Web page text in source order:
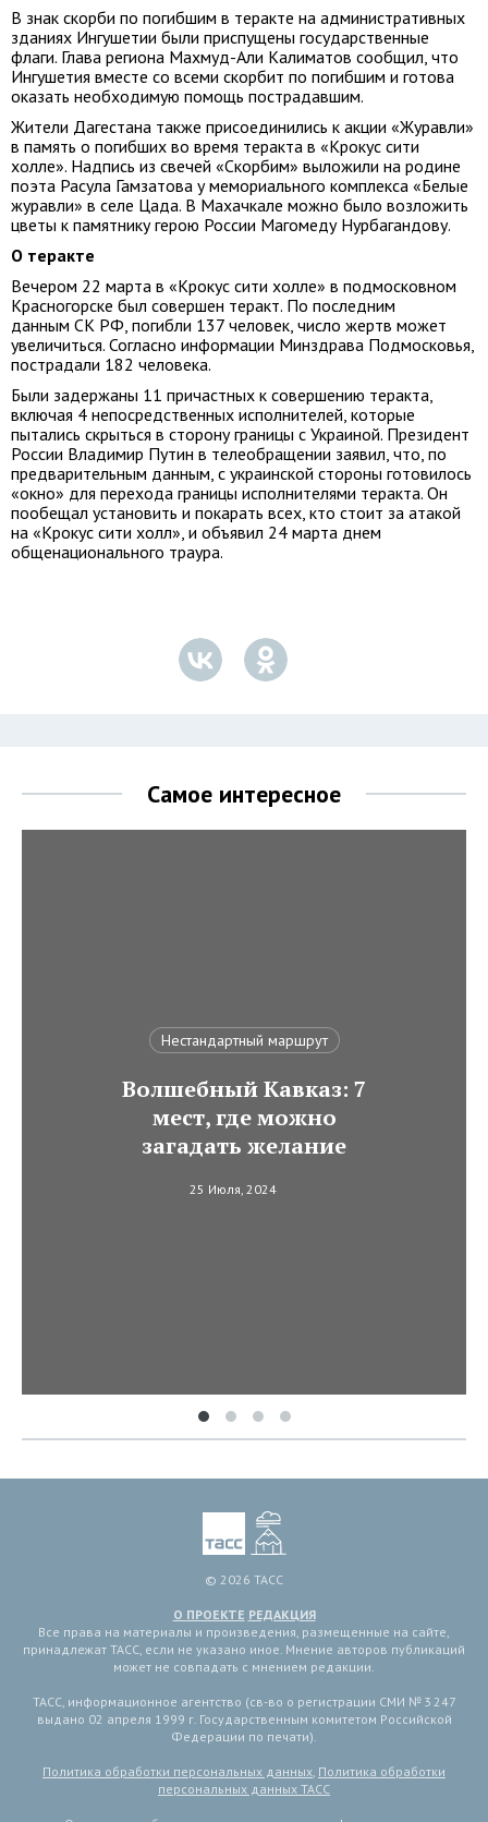
В знак скорби по погибшим в теракте на административных
зданиях Ингушетии были приспущены государственные
флаги. Глава региона Махмуд-Али Калиматов сообщил, что
Ингушетия вместе со всеми скорбит по погибшим и готова
оказать необходимую помощь пострадавшим.
Жители Дагестана также присоединились к акции «Журавли»
в память о погибших во время теракта в «Крокус сити
холле». Надпись из свечей «Скорбим» выложили на родине
поэта Расула Гамзатова у мемориального комплекса «Белые
журавли» в селе Цада. В Махачкале можно было возложить
цветы к памятнику герою России Магомеду Нурбагандову.
О теракте
Вечером 22 марта в «Крокус сити холле» в подмосковном
Красногорске был совершен теракт. По последним
данным СК РФ, погибли 137 человек, число жертв может
увеличиться. Согласно информации Минздрава Подмосковья,
пострадали 182 человека.
Были задержаны 11 причастных к совершению теракта,
включая 4 непосредственных исполнителей, которые
пытались скрыться в сторону границы с Украиной. Президент
России Владимир Путин в телеобращении заявил, что, по
предварительным данным, с украинской стороны готовилось
«окно» для перехода границы исполнителями теракта. Он
пообещал установить и покарать всех, кто стоит за атакой
на «Крокус сити холл», и объявил 24 марта днем
общенационального траура.
Самое интересное
Нестандартный маршрут
Волшебный Кавказ: 7
мест, где можно
загадать желание
25 Июля, 2024
© 2026 ТАСС
О ПРОЕКТЕ РЕДАКЦИЯ
Все права на материалы и произведения, размещенные на сайте,
принадлежат ТАСС, если не указано иное. Мнение авторов публикаций
может не совпадать с мнением редакции.
ТАСС, информационное агентство (св-во о регистрации СМИ № 3 247
выдано 02 апреля 1999 г. Государственным комитетом Российской
Федерации по печати).
Политика обработки персональных данных, Политика обработки
персональных данных ТАСС